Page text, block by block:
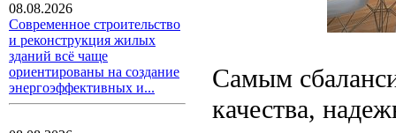
08.08.2026
Современное строительство
и реконструкция жилых
зданий всё чаще
ориентированы на создание
энергоэффективных и...
Самым
качества,